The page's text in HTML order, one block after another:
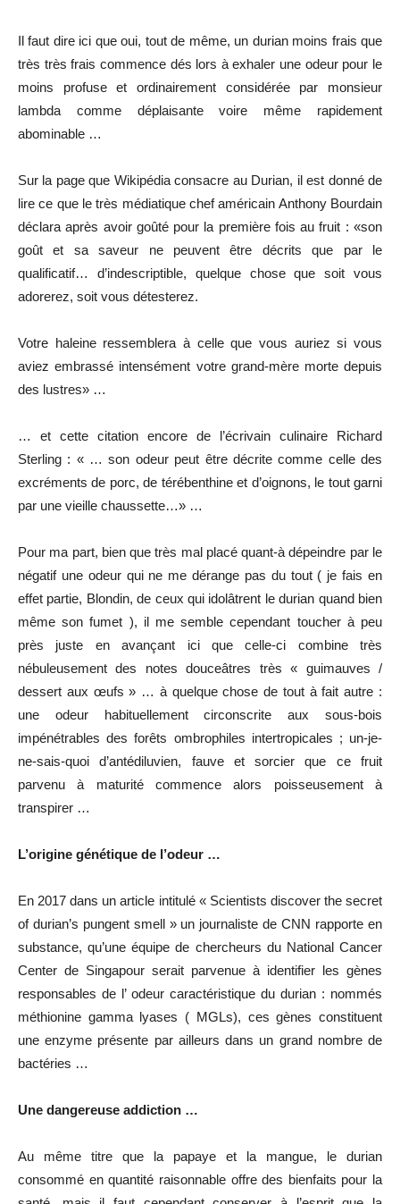
Il faut dire ici que oui, tout de même, un durian moins frais que
très très frais commence dés lors à exhaler une odeur pour le
moins profuse et ordinairement considérée par monsieur
lambda comme déplaisante voire même rapidement
abominable …
Sur la page que Wikipédia consacre au Durian, il est donné de
lire ce que le très médiatique chef américain Anthony Bourdain
déclara après avoir goûté pour la première fois au fruit : «son
goût et sa saveur ne peuvent être décrits que par le
qualificatif… d’indescriptible, quelque chose que soit vous
adorerez, soit vous détesterez.
Votre haleine ressemblera à celle que vous auriez si vous
aviez embrassé intensément votre grand-mère morte depuis
des lustres» …
… et cette citation encore de l’écrivain culinaire Richard
Sterling : « … son odeur peut être décrite comme celle des
excréments de porc, de térébenthine et d’oignons, le tout garni
par une vieille chaussette…» …
Pour ma part, bien que très mal placé quant-à dépeindre par le
négatif une odeur qui ne me dérange pas du tout ( je fais en
effet partie, Blondin, de ceux qui idolâtrent le durian quand bien
même son fumet ), il me semble cependant toucher à peu
près juste en avançant ici que celle-ci combine très
nébuleusement des notes douceâtres très « guimauves /
dessert aux œufs » … à quelque chose de tout à fait autre :
une odeur habituellement circonscrite aux sous-bois
impénétrables des forêts ombrophiles intertropicales ; un-je-
ne-sais-quoi d’antédiluvien, fauve et sorcier que ce fruit
parvenu à maturité commence alors poisseusement à
transpirer …
L’origine génétique de l’odeur …
En 2017 dans un article intitulé « Scientists discover the secret
of durian’s pungent smell » un journaliste de CNN rapporte en
substance, qu’une équipe de chercheurs du National Cancer
Center de Singapour serait parvenue à identifier les gènes
responsables de l’ odeur caractéristique du durian : nommés
méthionine gamma lyases ( MGLs), ces gènes constituent
une enzyme présente par ailleurs dans un grand nombre de
bactéries …
Une dangereuse addiction …
Au même titre que la papaye et la mangue, le durian
consommé en quantité raisonnable offre des bienfaits pour la